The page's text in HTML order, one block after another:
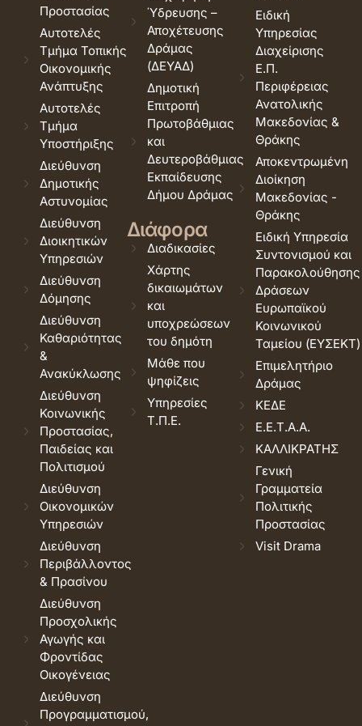
Προστασίας
Αυτοτελές
Τμήμα Τοπικής
Οικονομικής
Ανάπτυξης
Αυτοτελές
Τμήμα
Υποστήριξης
Διεύθυνση
Δημοτικής
Αστυνομίας
Διεύθυνση
Διοικητικών
Υπηρεσιών
Διεύθυνση
Δόμησης
Διεύθυνση
Καθαριότητας
&
Ανακύκλωσης
Διεύθυνση
Κοινωνικής
Προστασίας,
Παιδείας και
Πολιτισμού
Διεύθυνση
Οικονομικών
Υπηρεσιών
Διεύθυνση
Περιβάλλοντος
& Πρασίνου
Διεύθυνση
Προσχολικής
Αγωγής και
Φροντίδας
Οικογένειας
Διεύθυνση
Προγραμματισμού,
Ύδρευσης –
Αποχέτευσης
Δράμας
(ΔΕΥΑΔ)
Δημοτική
Επιτροπή
Πρωτοβάθμιας
και
Δευτεροβάθμιας
Εκπαίδευσης
Δήμου Δράμας
Διάφορα
Διαδικασίες
Χάρτης
δικαιωμάτων
και
υποχρεώσεων
του δημότη
Μάθε που
ψηφίζεις
Υπηρεσίες
Τ.Π.Ε.
Ειδική
Υπηρεσίας
Διαχείρισης
Ε.Π.
Περιφέρειας
Ανατολικής
Μακεδονίας &
Θράκης
Αποκεντρωμένη
Διοίκηση
Μακεδονίας -
Θράκης
Ειδική Υπηρεσία
Συντονισμού και
Παρακολούθησης
Δράσεων
Ευρωπαϊκού
Κοινωνικού
Ταμείου (ΕΥΣΕΚΤ)
Επιμελητήριο
Δράμας
ΚΕΔΕ
Ε.Ε.Τ.Α.Α.
ΚΑΛΛΙΚΡΑΤΗΣ
Γενική
Γραμματεία
Πολιτικής
Προστασίας
Visit Drama